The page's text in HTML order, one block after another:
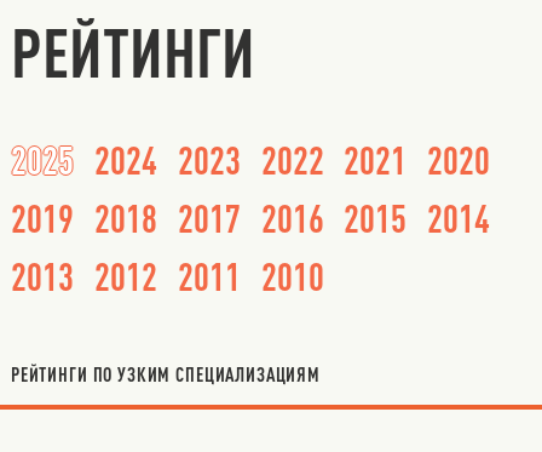
РЕЙТИНГИ
2025 2024 2023 2022 2021 2020
2019 2018 2017 2016 2015 2014
2013 2012 2011 2010
РЕЙТИНГИ ПО УЗКИМ СПЕЦИАЛИЗАЦИЯМ